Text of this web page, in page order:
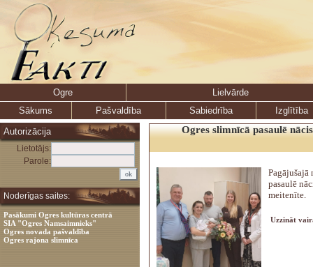
Ogre
Lielvārde
Sākums
Pašvaldība Sabiedrība
Izglītība
Autorizācija
Lietotājs:
Parole:
Noderīgas saites:
Pasākumi Ogres kultūras centrā
SIA "Ogres Namsaimnieks"
Ogres novada pašvaldība
Ogres rajona slimnīca
Ogres slimnīcā pasaulē
Pagājušajā
pasaulē
meitenīte.
Uzzināt